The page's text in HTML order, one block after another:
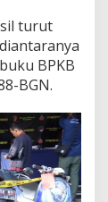
turut
BPKB
BGN.